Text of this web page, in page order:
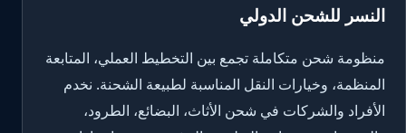
النسر للشحن الدولي
منظومة شحن متكاملة تجمع بين التخطيط العملي، المتابعة
المنظمة، وخيارات النقل المناسبة لطبيعة الشحنة. نخدم
الأفراد والشركات في شحن الأثاث، البضائع، الطرود،